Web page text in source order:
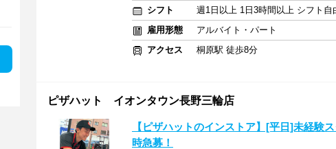
シフト
週1日以上 1日3時間以上 シフト自
雇用形態
アルバイト・パート
アクセス
桐原駅 徒歩8分
ピザハット イオンタウン長野三輪店
【ピザハットのインストア】[平日]未経験
時急募！